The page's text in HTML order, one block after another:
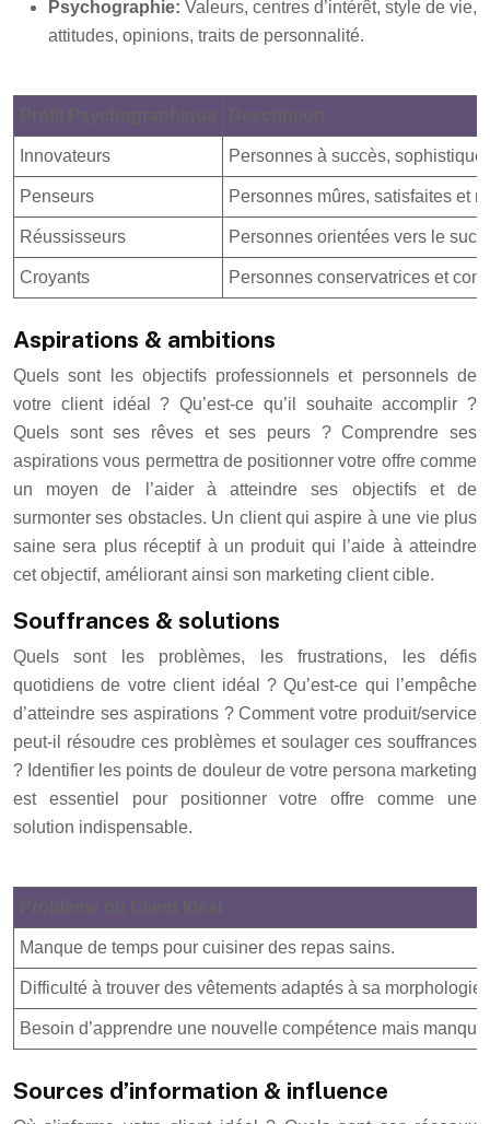
Psychographie: Valeurs, centres d’intérêt, style de vie,
attitudes, opinions, traits de personnalité.
Innovateurs Personnes à succès,
Penseurs Personnes mûres, satisfaites et
Réussisseurs Personnes orientées vers le
Croyants Personnes conservatrices et
Aspirations & ambitions
Quels sont les objectifs professionnels et personnels de
votre client idéal ? Qu’est-ce qu’il souhaite accomplir ?
Quels sont ses rêves et ses peurs ? Comprendre ses
aspirations vous permettra de positionner votre offre comme
un moyen de l’aider à atteindre ses objectifs et de
surmonter ses obstacles. Un client qui aspire à une vie plus
saine sera plus réceptif à un produit qui l’aide à atteindre
cet objectif, améliorant ainsi son marketing client cible.
Souffrances & solutions
Quels sont les problèmes, les frustrations, les défis
quotidiens de votre client idéal ? Qu’est-ce qui l’empêche
d’atteindre ses aspirations ? Comment votre produit/service
peut-il résoudre ces problèmes et soulager ces souffrances
? Identifier les points de douleur de votre persona marketing
est essentiel pour positionner votre offre comme une
solution indispensable.
Manque de temps pour cuisiner des repas sains.
Difficulté à trouver des vêtements adaptés à sa morphologie.
Besoin d’apprendre une nouvelle compétence mais
Sources d’information & influence